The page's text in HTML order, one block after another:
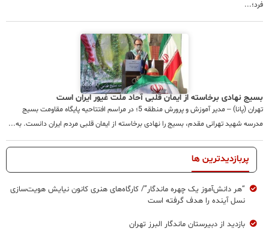
فرد؛...
بسیج نهادی برخاسته از ایمان قلبی آحاد ملت غیور ایران است
تهران (پانا) – مدیر آموزش و پرورش منطقه 5؛ در مراسم افتتاحیه پایگاه مقاومت بسیج
مدرسه شهید تهرانی مقدم، بسیج را نهادی برخاسته از ایمان قلبی مردم ایران دانست. به...
پربازدیدترین ها
“هر دانش‌آموز یک چهره ماندگار”/ کارگاه‌های هنری کانون نیایش هویت‌سازی
نسل آینده را هدف گرفته است
بازدید از دبیرستان ماندگار البرز تهران